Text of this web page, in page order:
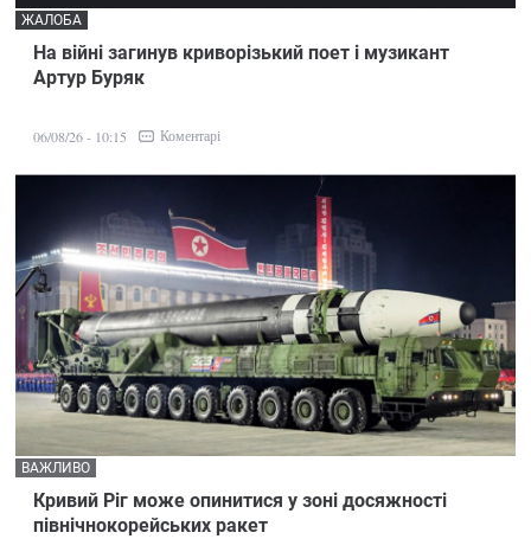
На війні загинув криворізький поет і музикант
Артур Буряк
ЖАЛОБА
06/08/26 - 10:15 Коментарі
Кривий Ріг може опинитися у зоні досяжності
північнокорейських ракет
ВАЖЛИВО